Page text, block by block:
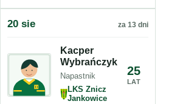
20 sie za 13 dni
Kacper
Wybrańczyk
Napastnik
LKS Znicz
Jankowice
25
LAT